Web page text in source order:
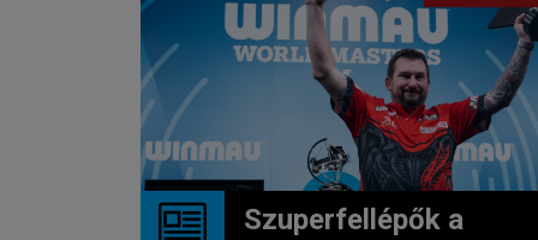
Szuperfellépők a